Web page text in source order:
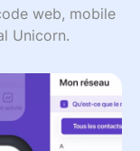
web, mobile
Unicorn.